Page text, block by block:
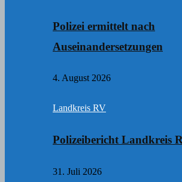
Polizei ermittelt nach
Auseinandersetzungen
4. August 2026
Landkreis RV
Polizeibericht Landkreis
31. Juli 2026